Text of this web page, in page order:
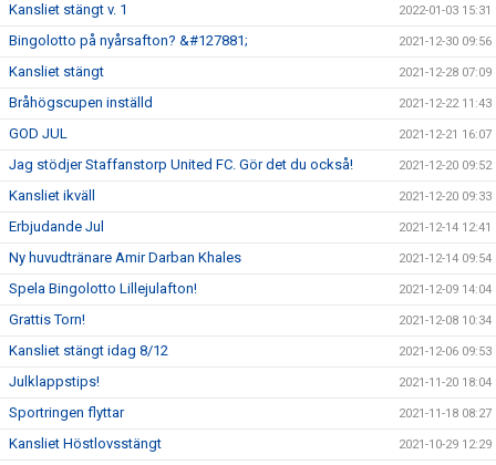
Kansliet stängt v. 1 2022-01-03 15:31
Bingolotto på nyårsafton? &#127881; 2021-12-30 09:56
Kansliet stängt 2021-12-28 07:09
Bråhögscupen inställd 2021-12-22 11:43
GOD JUL 2021-12-21 16:07
Jag stödjer Staffanstorp United FC. Gör det du också! 2021-12-20 09:52
Kansliet ikväll 2021-12-20 09:33
Erbjudande Jul 2021-12-14 12:41
Ny huvudtränare Amir Darban Khales 2021-12-14 09:54
Spela Bingolotto Lillejulafton! 2021-12-09 14:04
Grattis Torn! 2021-12-08 10:34
Kansliet stängt idag 8/12 2021-12-06 09:53
Julklappstips! 2021-11-20 18:04
Sportringen flyttar 2021-11-18 08:27
Kansliet Höstlovsstängt 2021-10-29 12:29